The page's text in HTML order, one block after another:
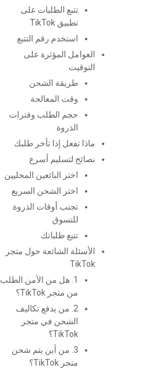
تتبع الطلبات على
تطبيق TikTok
استخدم رقم التتبع
العوامل المؤثرة على
التوقيت
طريقة الشحن
وقت المعالجة
حجم الطلب وفترات
الذروة
ماذا تفعل إذا تأخر طلبك
نصائح لتسليم أسرع
اختر البائعين المحليين
اختر الشحن السريع
تجنب أوقات الذروة
للتسوق
تتبع طلباتك
الأسئلة الشائعة حول متجر
TikTok
1. هل من الآمن الطلب
من متجر TikTok؟
2. من يدفع تكاليف
الشحن في متجر
TikTok؟
3. من أين يتم شحن
متجر TikTok؟